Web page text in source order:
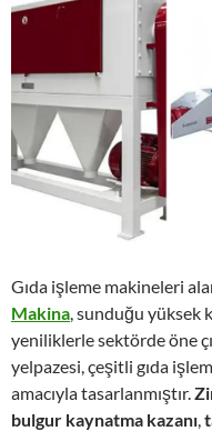
Gıda işleme makineleri
Makina, sunduğu yüksek
yeniliklerle sektörde öne
yelpazesi, çeşitli gıda
amacıyla tasarlanmıştır.
bulgur kaynatma kazanı,